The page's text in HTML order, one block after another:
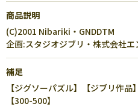
商品説明
(C)2001 Nibariki・GNDDTM
企画:スタジオジブリ・株式会社エ
補足
【ジグソーパズル】【ジブリ作品
【300-500】